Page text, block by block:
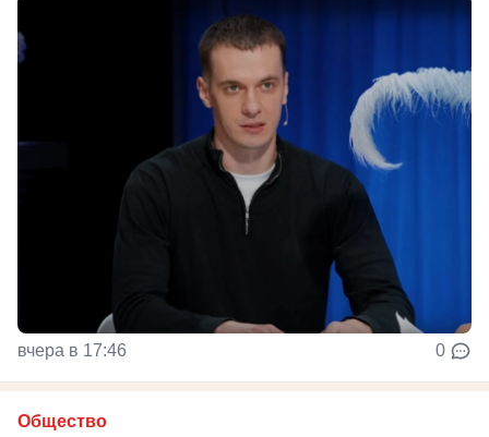
вчера в 17:46 0
Общество